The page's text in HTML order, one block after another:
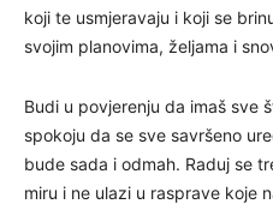
koji te usmjeravaju i koji se
svojim planovima, željama i
Budi u povjerenju da imaš sve
spokoju da se sve savršeno
bude sada i odmah. Raduj se
miru i ne ulazi u rasprave koje